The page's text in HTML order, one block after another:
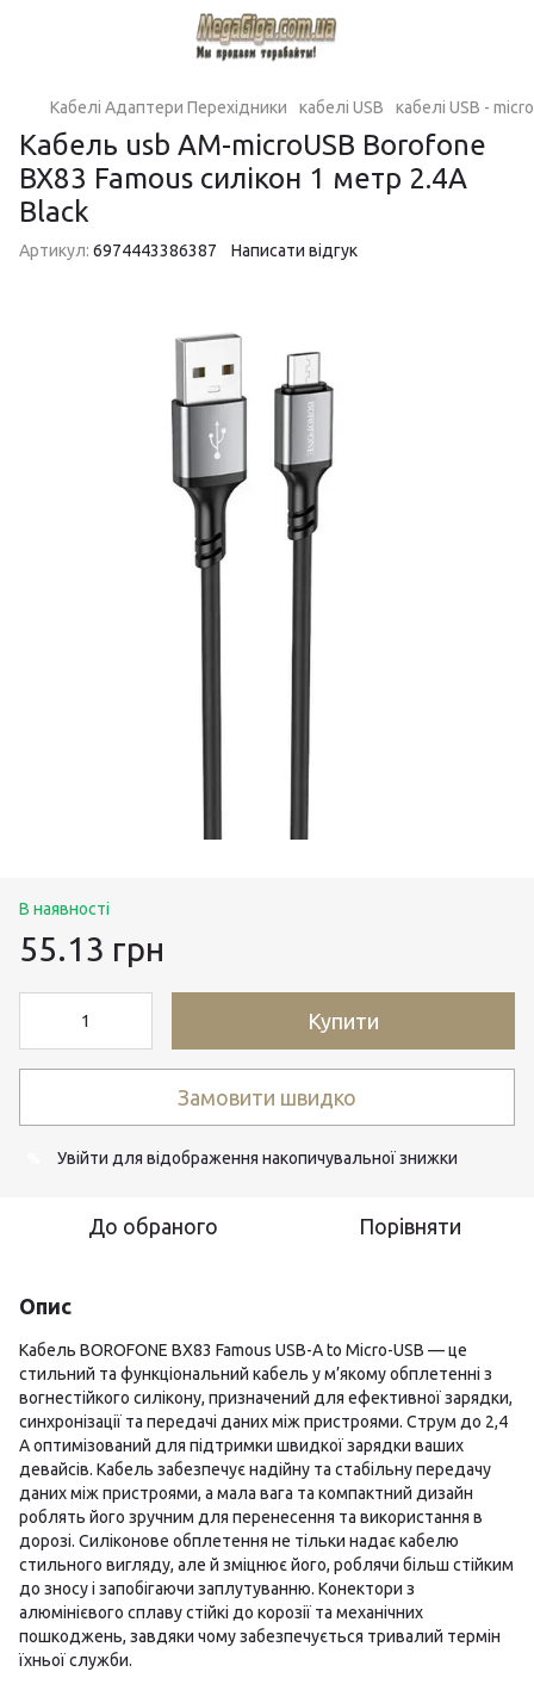
Кабелі Адаптери Перехідники кабелі USB кабелі USB -
Кабель usb AM-microUSB Borofone
BX83 Famous силікон 1 метр 2.4A
Black
Артикул: 6974443386387 Написати відгук
В наявності
55.13 грн
Купити
Замовити швидко
Увійти для відображення накопичувальної знижки
До обраного Порівняти
Опис
Кабель BOROFONE BX83 Famous USB-A to Micro-USB — це
стильний та функціональний кабель у м’якому обплетенні з
вогнестійкого силікону, призначений для ефективної зарядки,
синхронізації та передачі даних між пристроями. Струм до 2,4
A оптимізований для підтримки швидкої зарядки ваших
девайсів. Кабель забезпечує надійну та стабільну передачу
даних між пристроями, а мала вага та компактний дизайн
роблять його зручним для перенесення та використання в
дорозі. Силіконове обплетення не тільки надає кабелю
стильного вигляду, але й зміцнює його, роблячи більш стійким
до зносу і запобігаючи заплутуванню. Конектори з
алюмінієвого сплаву стійкі до корозії та механічних
пошкоджень, завдяки чому забезпечується тривалий термін
їхньої служби.